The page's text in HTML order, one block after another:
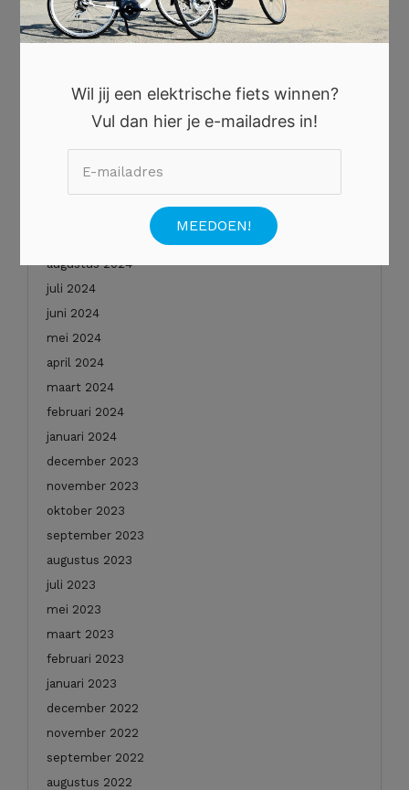
oktober 2025
augustus 2025
juni 2025
mei 2025
december 2024
augustus 2024
juli 2024
juni 2024
mei 2024
april 2024
maart 2024
februari 2024
januari 2024
december 2023
november 2023
oktober 2023
september 2023
augustus 2023
juli 2023
mei 2023
maart 2023
februari 2023
januari 2023
december 2022
november 2022
september 2022
augustus 2022
Wil jij een elektrische fiets winnen?
Vul dan hier je e-mailadres in!